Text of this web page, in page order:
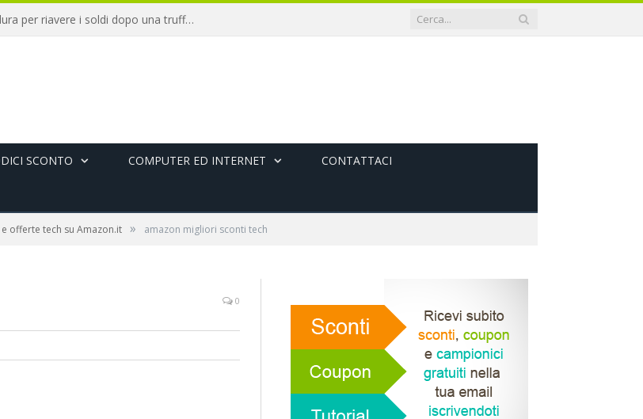
Chargeback bancario: la procedura per riavere i soldi dopo una truffa online
SCONTO COMPUTER ED INTERNET CONTATTACI
offerte tech su Amazon.it » amazon migliori sconti tech
0